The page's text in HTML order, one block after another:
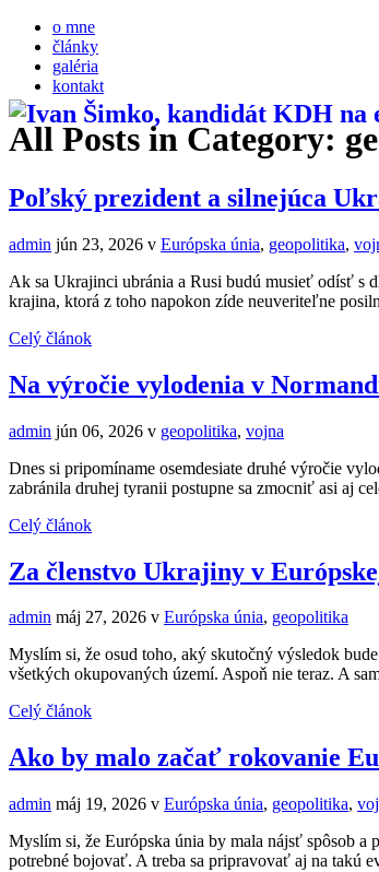
o mne
články
galéria
kontakt
All Posts in Category:
Poľský prezident a silnejúca
admin jún 23, 2026 v Európska únia, geopolitika,
Ak sa Ukrajinci ubránia a Rusi budú musieť odísť s
krajina, ktorá z toho napokon zíde neuveriteľne
Celý článok
Na výročie vylodenia v
admin jún 06, 2026 v geopolitika, vojna
Dnes si pripomíname osemdesiate druhé výročie
zabránila druhej tyranii postupne sa zmocniť asi aj
Celý článok
Za členstvo Ukrajiny v
admin máj 27, 2026 v Európska únia, geopolitika
Myslím si, že osud toho, aký skutočný výsledok
všetkých okupovaných území. Aspoň nie teraz. A
Celý článok
Ako by malo začať rokovanie
admin máj 19, 2026 v Európska únia, geopolitika,
Myslím si, že Európska únia by mala nájsť spôsob
potrebné bojovať. A treba sa pripravovať aj na takú